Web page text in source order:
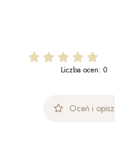
Liczba ocen: 0
Oceń i opisz